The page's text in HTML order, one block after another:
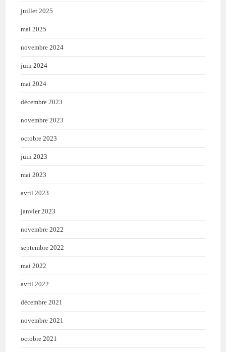
juillet 2025
mai 2025
novembre 2024
juin 2024
mai 2024
décembre 2023
novembre 2023
octobre 2023
juin 2023
mai 2023
avril 2023
janvier 2023
novembre 2022
septembre 2022
mai 2022
avril 2022
décembre 2021
novembre 2021
octobre 2021